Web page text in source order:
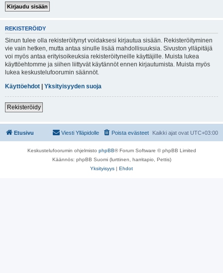
REKISTERÖIDY
Sinun tulee olla rekisteröitynyt voidaksesi kirjautua sisään. Rekisteröityminen
vie vain hetken, mutta antaa sinulle lisää mahdollisuuksia. Sivuston ylläpitäjä
voi myös antaa erityisoikeuksia rekisteröityneille käyttäjille. Muista lukea
käyttöehtomme ja siihen liittyvät käytännöt ennen kirjautumista. Muista myös
lukea keskustelufoorumin säännöt.
Käyttöehdot | Yksityisyyden suoja
Rekisteröidy
Etusivu Kaikki ajat ovat UTC+03:00
Poista evästeet
Viesti Ylläpidolle
Keskustelufoorumin ohjelmisto phpBB® Forum Software © phpBB Limited
Käännös: phpBB Suomi (lurttinen, harritapio, Pettis)
Yksityisyys | Ehdot